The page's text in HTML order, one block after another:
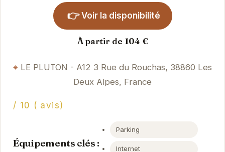
👉 Voir la disponibilité
À partir de 104 €
LE PLUTON - A12 3 Rue du Rouchas, 38860 Les
Deux Alpes, France
/ 10 ( avis)
Équipements clés :
Parking
Internet